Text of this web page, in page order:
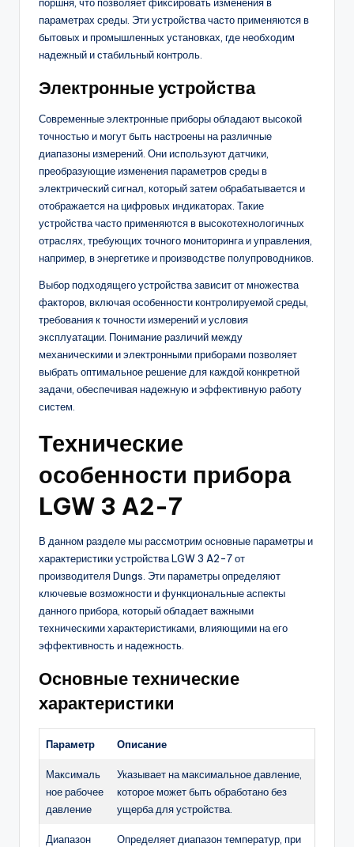
поршня, что позволяет фиксировать изменения в
параметрах среды. Эти устройства часто применяются в
бытовых и промышленных установках, где необходим
надежный и стабильный контроль.
Электронные устройства
Современные электронные приборы обладают высокой
точностью и могут быть настроены на различные
диапазоны измерений. Они используют датчики,
преобразующие изменения параметров среды в
электрический сигнал, который затем обрабатывается и
отображается на цифровых индикаторах. Такие
устройства часто применяются в высокотехнологичных
отраслях, требующих точного мониторинга и управления,
например, в энергетике и производстве полупроводников.
Выбор подходящего устройства зависит от множества
факторов, включая особенности контролируемой среды,
требования к точности измерений и условия
эксплуатации. Понимание различий между
механическими и электронными приборами позволяет
выбрать оптимальное решение для каждой конкретной
задачи, обеспечивая надежную и эффективную работу
систем.
Технические
особенности прибора
LGW 3 A2-7
В данном разделе мы рассмотрим основные параметры и
характеристики устройства LGW 3 A2-7 от
производителя Dungs. Эти параметры определяют
ключевые возможности и функциональные аспекты
данного прибора, который обладает важными
техническими характеристиками, влияющими на его
эффективность и надежность.
Основные технические
характеристики
Параметр Описание
Максималь
ное рабочее
давление
Указывает на максимальное давление,
которое может быть обработано без
ущерба для устройства.
Диапазон
Определяет диапазон температур, при